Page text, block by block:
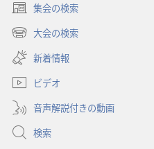
集会の検索
（新
し
タ
で
開
く）
大会の検索
（新
し
い
タ
ブ
で
開
く）
新着情報
ビデオ
音声解説付きの動画
検索